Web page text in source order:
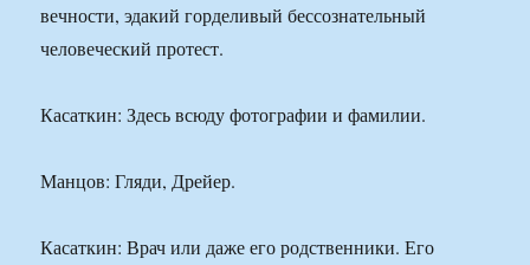
вечности, эдакий горделивый бессознательный
человеческий протест.
Касаткин: Здесь всюду фотографии и фамилии.
Манцов: Гляди, Дрейер.
Касаткин: Врач или даже его родственники. Его